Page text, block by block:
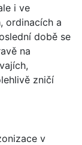
i ve
ordinacích a
době se
na
zničí
v